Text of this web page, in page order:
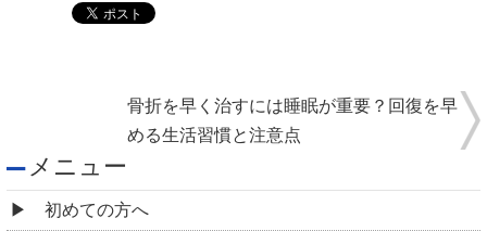
骨折を早く治すには睡眠が重要？回復を早
める生活習慣と注意点
メニュー
初めての方へ